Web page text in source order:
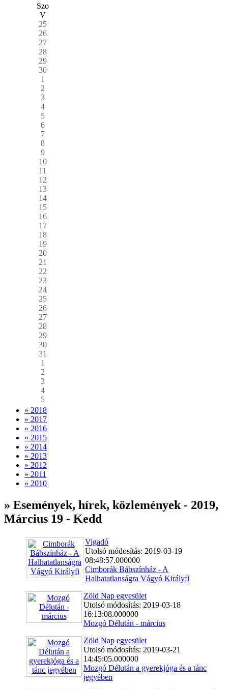
Szo
V
25
26
27
28
29
30
1
2
3
4
5
6
7
8
9
10
11
12
13
14
15
16
17
18
19
20
21
22
23
24
25
26
27
28
29
30
31
1
2
3
4
5
» 2018
» 2017
» 2016
» 2015
» 2014
» 2013
» 2012
» 2011
» 2010
» Események, hírek, közlemények - 2019,
Március 19 - Kedd
Vigadó
Utolsó módosítás: 2019-03-19
08:48:57.000000
Cimborák Bábszínház - A
Halhatatlanságra Vágyó Királyfi
Zöld Nap egyesület
Utolsó módosítás: 2019-03-18
16:13:08.000000
Mozgó Délután - március
Zöld Nap egyesület
Utolsó módosítás: 2019-03-21
14:45:05.000000
Mozgó Délután a gyerekjóga és a tánc
jegyében